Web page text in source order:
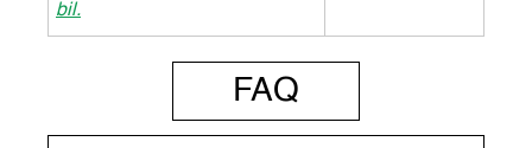
bil.
FAQ